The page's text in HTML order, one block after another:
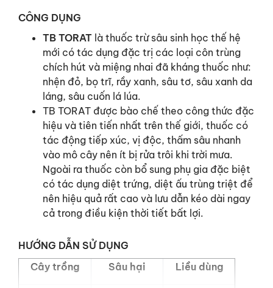
CÔNG DỤNG
TB TORAT là thuốc trừ sâu sinh học thế hệ
mới có tác dụng đặc trị các loại côn trùng
chích hút và miệng nhai đã kháng thuốc như:
nhện đỏ, bọ trĩ, rầy xanh, sâu tơ, sâu xanh da
láng, sâu cuốn lá lúa.
TB TORAT được bào chế theo công thức đặc
hiệu và tiên tiến nhất trên thế giới, thuốc có
tác động tiếp xúc, vị độc, thấm sâu nhanh
vào mô cây nên ít bị rửa trôi khi trời mưa.
Ngoài ra thuốc còn bổ sung phụ gia đặc biệt
có tác dụng diệt trứng, diệt ấu trùng triệt để
nên hiệu quả rất cao và lưu dẫn kéo dài ngay
cả trong điều kiện thời tiết bất lợi.
HƯỚNG DẪN SỬ DỤNG
Cây trồng
Sâu hại Liều dùng